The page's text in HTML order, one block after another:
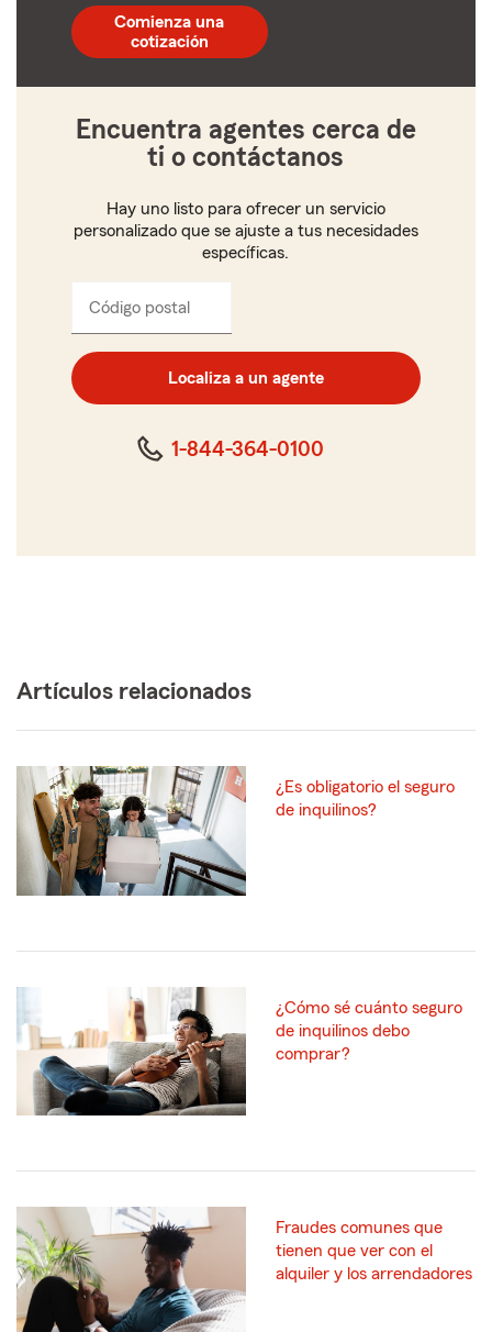
postal
de
5
Comienza una
cotización
Encuentra agentes cerca de
ti o contáctanos
Hay uno listo para ofrecer un servicio
personalizado que se ajuste a tus necesidades
específicas.
Código postal
código
postal
de
cinco
Localiza a un agente
1-844-364-0100
Artículos relacionados
¿Es obligatorio el seguro
de inquilinos?
¿Cómo sé cuánto seguro
de inquilinos debo
comprar?
Fraudes comunes que
tienen que ver con el
alquiler y los arrendadores